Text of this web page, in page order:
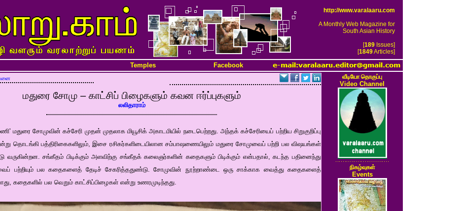
http://www.varalaaru.com
A Monthly Web Magazine for
South Asian History
[189Issues]
[1849Articles]
Temples
Facebook
மதுரை சோமு – காட்சிப் பிழைகளும் கவன ஈர்ப்புகளும்
லலிதாராம்
மதுரை சோமுவின் கச்சேரி முதன் முதலாக மியூசிக் அகாடமியில் நடைபெற்றது. அந்தக் கச்சேரியைப் பற்றிய சிறுகுறிப்பு
தொடங்கி பத்திரிகைகளிலும், இசை ரசிகர்களிடையிலான சம்பாஷணையிலும் மதுரை சோமுவைப் பற்றி பல விஷயங்கள்
வருகின்றன. சங்கீதம் பிடிக்கும் அளவிற்கு சங்கீதக் கலைஞர்களின் கதைகளும் பிடிக்கும் என்பதால், கடந்த பதினைந்து
பற்றியும் பல கதைகளைத் தேடிச் சேகரித்ததுண்டு. சோமுவின் நூற்றாண்டை ஒரு சாக்காக வைத்து கதைகளைத்
கதைகளில் பல வெறும் காட்சிப்பிழைகள் என்று உணரமுடிந்தது.
வீடியோ தொகுப்பு
Video Channel
நிகழ்வுகள்
Events